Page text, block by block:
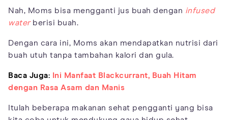
Nah, Moms bisa mengganti jus buah dengan infused
waterberisi buah.
Dengan cara ini, Moms akan mendapatkan nutrisi dari
buah utuh tanpa tambahan kalori dan gula.
Baca Juga:
Ini Manfaat Blackcurrant, Buah Hitam
dengan Rasa Asam dan Manis
Itulah beberapa makanan sehat pengganti yang bisa